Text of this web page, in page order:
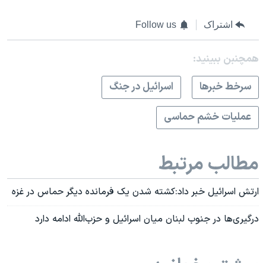
اشتراک Follow us
همچنبن ببینید:
سرخط خبرها
اسرائیل در جنگ
عملیات خشم حماسی
مطالب مرتبط
ارتش اسرائیل خبر داد:کشته شدن یک فرمانده دیگر حماس در غزه
درگیری‌ها در جنوب لبنان میان اسرائیل و حزب‌الله ادامه دارد